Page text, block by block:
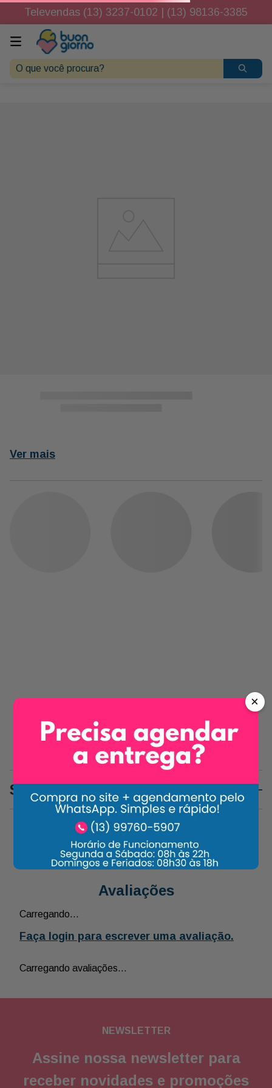
Televendas (13) 3237-0102 | (13) 98136-3385
O que você procura?
Ver mais
Sobre o Produto
Ver todos
Avaliações
Carregando…
Faça login para escrever uma avaliação.
Carregando avaliações…
NEWSLETTER
Assine nossa newsletter para
receber novidades e promoções
×